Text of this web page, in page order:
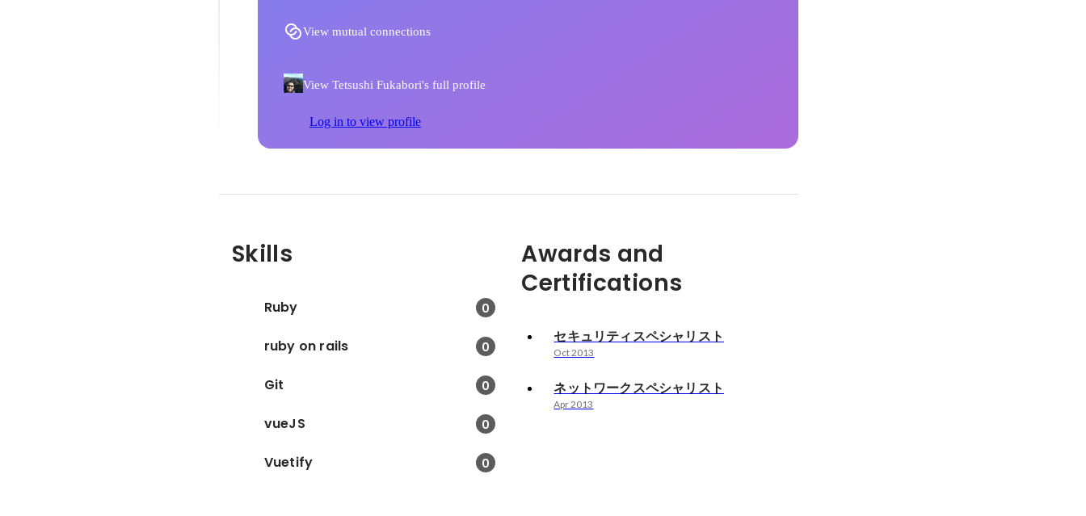
View mutual connections
View Tetsushi Fukabori's full profile
Log in to view profile
Skills
Ruby 0
ruby on rails 0
Git 0
vueJS 0
Vuetify 0
Awards and
Certifications
セキュリティスペシャリスト
Oct 2013
ネットワークスペシャリスト
Apr 2013